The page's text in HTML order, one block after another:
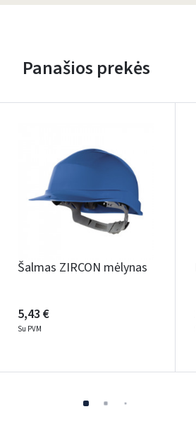
Panašios prekės
Šalmas ZIRCON mėlynas
5,43 €
Su PVM